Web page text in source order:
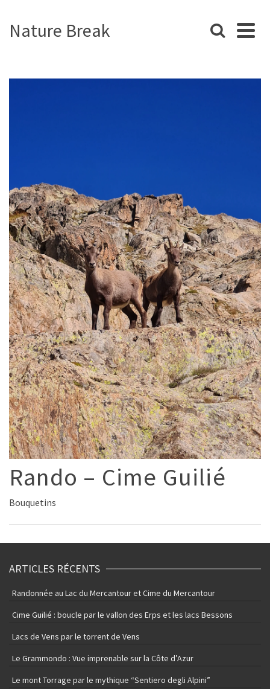
Nature Break
Rando – Cime Guilié
Bouquetins
ARTICLES RÉCENTS
Randonnée au Lac du Mercantour et Cime du Mercantour
Cime Guilié : boucle par le vallon des Erps et les lacs Bessons
Lacs de Vens par le torrent de Vens
Le Grammondo : Vue imprenable sur la Côte d’Azur
Le mont Torrage par le mythique “Sentiero degli Alpini”